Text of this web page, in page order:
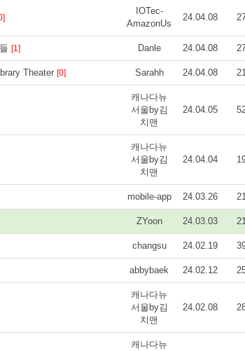
IOTec-
AmazonUs
24.04.08
[1] Danle 24.04.08
Theater [0] Sarahh 24.04.08
캐나다뉴
서울by김
치맨
24.04.05
캐나다뉴
서울by김
치맨
24.04.04
mobile-app 24.03.26
ZYoon 24.03.03
changsu 24.02.19
abbybaek 24.02.12
캐나다뉴
서울by김
치맨
24.02.08
캐나다뉴